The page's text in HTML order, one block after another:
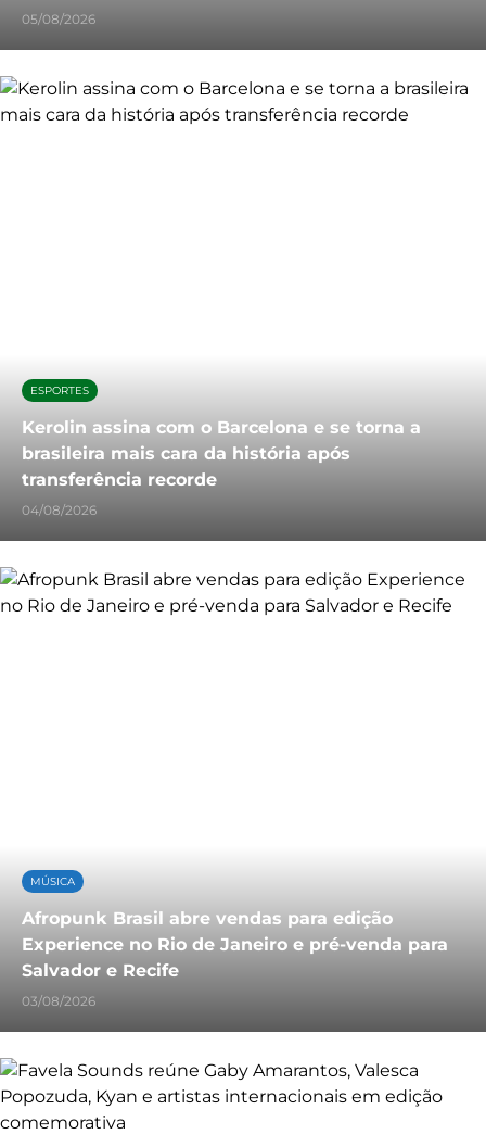
05/08/2026
ESPORTES
Kerolin assina com o Barcelona e se torna a
brasileira mais cara da história após
transferência recorde
04/08/2026
MÚSICA
Afropunk Brasil abre vendas para edição
Experience no Rio de Janeiro e pré-venda para
Salvador e Recife
03/08/2026